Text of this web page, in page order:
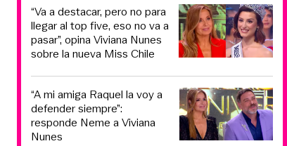
“Va a destacar, pero no para
llegar al top five, eso no va a
pasar”, opina Viviana Nunes
sobre la nueva Miss Chile
“A mi amiga Raquel la voy a
defender siempre”:
responde Neme a Viviana
Nunes